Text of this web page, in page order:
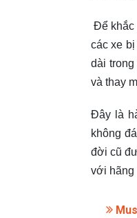
Để khắc
các xe
dài trong
và thay
Đây là
không
đời cũ
với hãng